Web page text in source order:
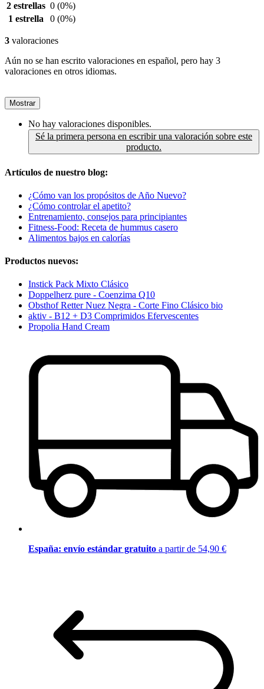
2 estrellas 0 (0%)
1 estrella
0 (0%)
3 valoraciones
Aún no se han escrito valoraciones en español, pero hay 3
valoraciones en otros idiomas.
Mostrar
No hay valoraciones disponibles.
Sé la primera persona en escribir una valoración sobre este
producto.
Artículos de nuestro blog:
¿Cómo van los propósitos de Año Nuevo?
¿Cómo controlar el apetito?
Entrenamiento, consejos para principiantes
Fitness-Food: Receta de hummus casero
Alimentos bajos en calorías
Productos nuevos:
Instick Pack Mixto Clásico
Doppelherz pure - Coenzima Q10
Obsthof Retter Nuez Negra - Corte Fino Clásico bio
aktiv - B12 + D3 Comprimidos Efervescentes
Propolia Hand Cream
España: envío estándar gratuito a partir de 54,90 €